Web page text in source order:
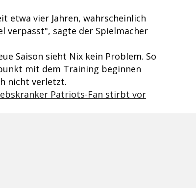
etwa vier Jahren, wahrscheinlich
verpasst", sagte der Spielmacher
Saison sieht Nix kein Problem. So
mit dem Training beginnen
nicht verletzt.
Patriots-Fan stirbt vor